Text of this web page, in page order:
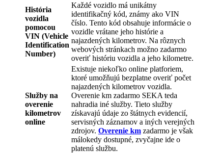
História
vozidla
pomocou
VIN (Vehicle
Identification
Number)
Každé vozidlo má unikátny
identifikačný kód, známy ako VIN
číslo. Tento kód obsahuje informácie o
vozidle vrátane jeho histórie a
najazdených kilometrov. Na rôznych
webových stránkach možno zadarmo
overiť históriu vozidla a jeho kilometre.
Služby na
overenie
kilometrov
online
Existuje niekoľko online platforiem,
ktoré umožňujú bezplatne overiť počet
najazdených kilometrov vozidla.
Overenie km zadarmo SEKA teda
nahradia iné služby. Tieto služby
získavajú údaje zo štátnych evidencií,
servisných záznamov a iných verejných
zdrojov. Overenie km zadarmo je však
málokedy dostupné, zvyčajne ide o
platenú službu.